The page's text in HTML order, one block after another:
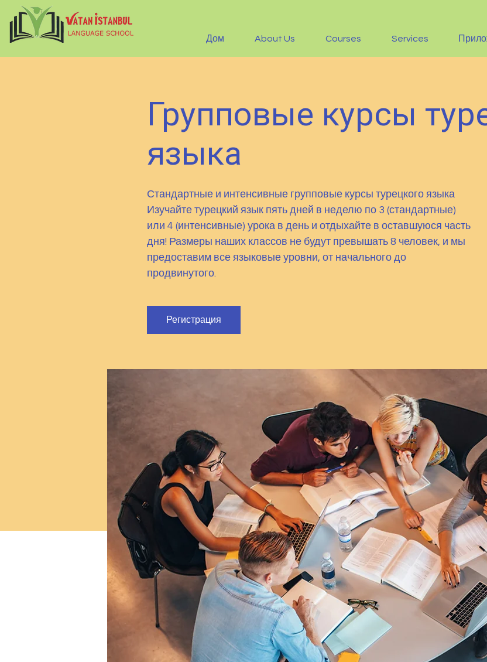
Дом About Us Courses Services
Групповые курсы
языка
Стандартные и интенсивные групповые курсы турецкого языка
Изучайте турецкий язык пять дней в неделю по 3 (стандартные)
или 4 (интенсивные) урока в день и отдыхайте в оставшуюся часть
дня! Размеры наших классов не будут превышать 8 человек, и мы
предоставим все языковые уровни, от начального до
Регистрация